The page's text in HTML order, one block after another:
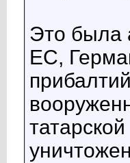
Это была
ЕС,